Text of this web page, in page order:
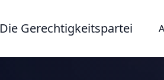
Die Gerechtigkeitspartei